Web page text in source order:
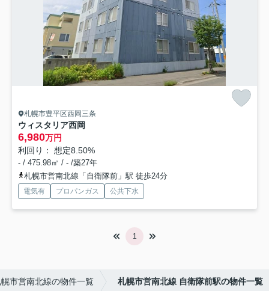
札幌市豊平区西岡三条
ウィスタリア西岡
6,980万円
利回り： 想定8.50%
- / 475.98㎡ / - /築27年
札幌市営南北線「自衛隊前」駅 徒歩24分
電気有 プロパンガス 公共下水
1
市営南北線の物件一覧 札幌市営南北線 自衛隊前駅の物件一覧